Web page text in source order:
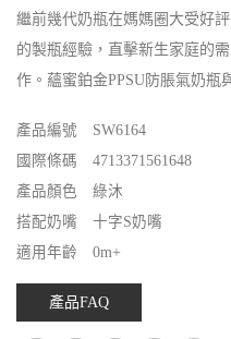
繼前幾代奶瓶在媽媽圈大受好
的製瓶經驗，直擊新生家庭的
作。蘊蜜鉑金PPSU防脹氣奶瓶
產品編號 SW6164
國際條碼 4713371561648
產品顏色 綠沐
搭配奶嘴 十字S奶嘴
適用年齡 0m+
產品FAQ